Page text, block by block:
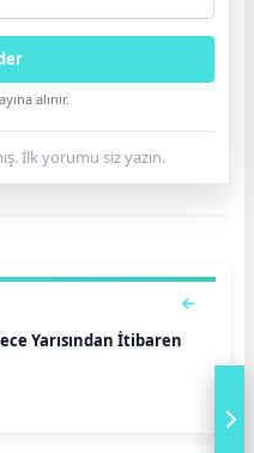
alınır.
İlk yorumu siz yazın.
Yarısından İtibaren